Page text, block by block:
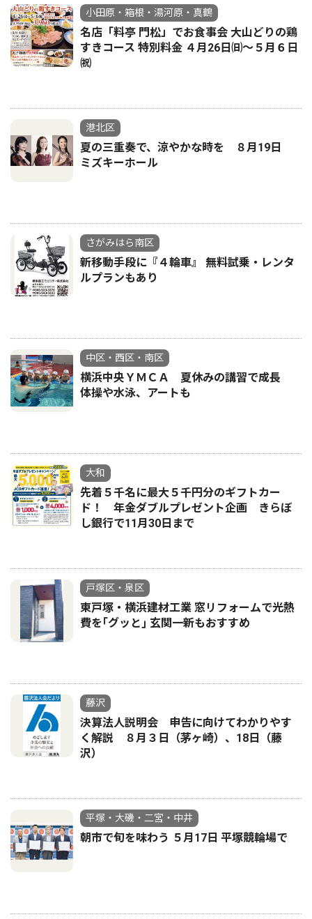
小田原・箱根・湯河原・真鶴
名店「料亭 門松」でお食事会 大山どりの鶏
すきコース 特別料金 ４月26日㈰～５月６日
㈷
港北区
夏の三重奏で、涼やかな時を ８月19日
ミズキーホール
さがみはら南区
新移動手段に『４輪車』 無料試乗・レンタ
ルプランもあり
中区・西区・南区
横浜中央ＹＭＣＡ 夏休みの講習で成長
体操や水泳、アートも
大和
先着５千名に最大５千円分のギフトカー
ド！ 年金ダブルプレゼント企画 きらぼ
し銀行で11月30日まで
戸塚区・泉区
東戸塚・横浜建材工業 窓リフォームで光熱
費を｢グッと｣ 玄関一新もおすすめ
藤沢
決算法人説明会 申告に向けてわかりやす
く解説 ８月３日（茅ヶ崎）、18日（藤
沢）
平塚・大磯・二宮・中井
朝市で旬を味わう ５月17日 平塚競輪場で